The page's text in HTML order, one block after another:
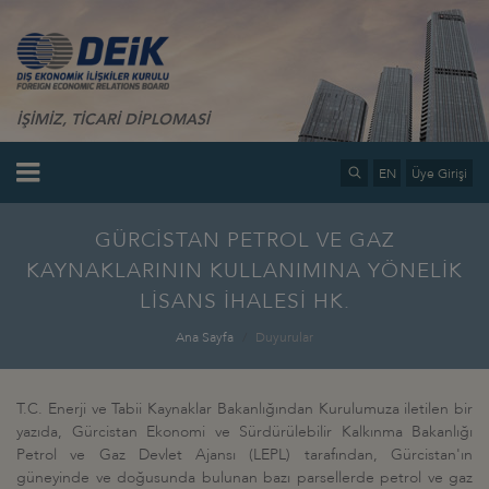
İŞİMİZ, TİCARİ DİPLOMASİ
EN Üye Girişi
GÜRCİSTAN PETROL VE GAZ
KAYNAKLARININ KULLANIMINA YÖNELİK
LİSANS İHALESİ HK.
Ana Sayfa Duyurular
T.C. Enerji ve Tabii Kaynaklar Bakanlığından Kurulumuza iletilen bir
yazıda, Gürcistan Ekonomi ve Sürdürülebilir Kalkınma Bakanlığı
Petrol ve Gaz Devlet Ajansı (LEPL) tarafından, Gürcistan'ın
güneyinde ve doğusunda bulunan bazı parsellerde petrol ve gaz